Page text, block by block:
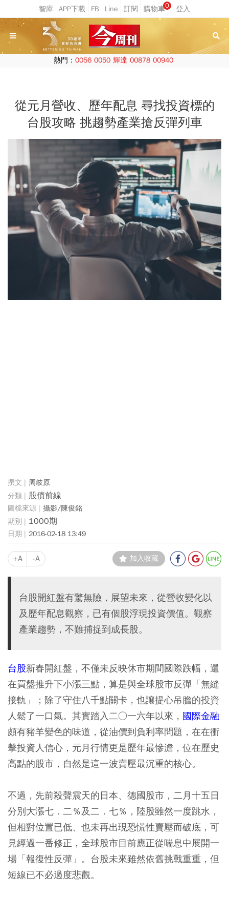
0
熱門： 0056 0050 輝達 00878 00940
從元月營收、歷年配息 尋找投資標的
台股攻略 挑趨勢產業搶反彈列車
周岐原
股債前線
攝影/陳俊銘
1000期
2016-02-18 13:49
+A -A 加入收藏
台股開紅盤有驚無險，展望未來，從營收變化以
及歷年配息觀察，已有個股浮現投資價值。觀察
產業趨勢，不難捕捉到成長股。
台股新春開紅盤，不僅未反映休市期間國際跌幅，還
在買盤推升下小漲三點，算是與全球股市反彈「無縫
接軌」；除了守住八千點關卡，也讓提心吊膽的投資
人鬆了一口氣。其實踏入二○一六年以來， 國際金融
頗有豬羊變色的味道，從油價到負利率問題，在在衝
擊投資人信心，元月行情更是歷年最慘澹，位在歷史
高點的股市，自然是這一波賣壓最沉重的核心。
不過，先前殺聲震天的日本、德國股市，二月十五日
分別大漲七．二％及二．七％，陸股雖然一度跳水，
但相對位置已低、也未再出現恐慌性賣壓而破底，可
見經過一番修正，全球股市目前應正從喘息中展開一
場「報復性反彈」。台股未來雖然依舊挑戰重重，但
短線已不必過度悲觀。